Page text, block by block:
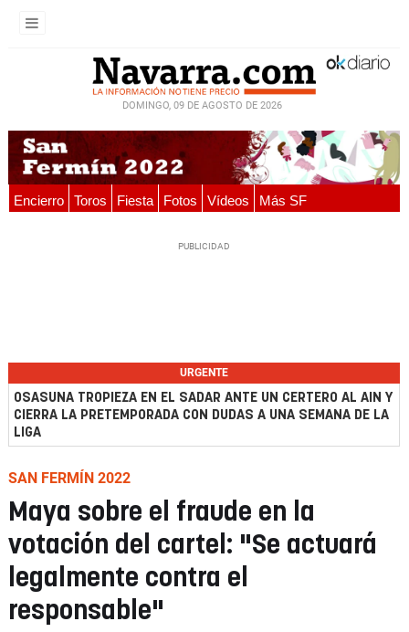
DOMINGO, 09 DE AGOSTO DE 2026
Encierro Toros Fiesta Fotos Vídeos Más SF
URGENTE
OSASUNA TROPIEZA EN EL SADAR ANTE UN CERTERO AL AIN Y
CIERRA LA PRETEMPORADA CON DUDAS A UNA SEMANA DE LA
LIGA
SAN FERMÍN 2022
Maya sobre el fraude en la
votación del cartel: "Se actuará
legalmente contra el
responsable"